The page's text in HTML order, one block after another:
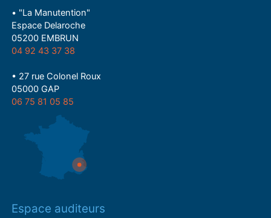
• "La Manutention"
Espace Delaroche
05200 EMBRUN
04 92 43 37 38
• 27 rue Colonel Roux
05000 GAP
06 75 81 05 85
Espace auditeurs